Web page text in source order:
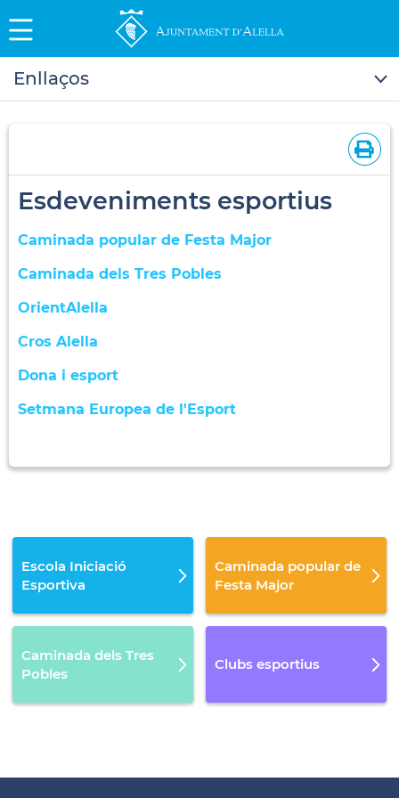
Enllaços
Esdeveniments esportius
Caminada popular de Festa Major
Caminada dels Tres Pobles
OrientAlella
Cros Alella
Dona i esport
Setmana Europea de l'Esport
Escola Iniciació
Esportiva
Caminada popular de
Festa Major
Caminada dels Tres
Pobles
Clubs esportius